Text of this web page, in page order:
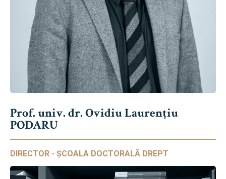
Prof. univ. dr. Ovidiu Laurențiu
PODARU
DIRECTOR - ȘCOALA DOCTORALĂ DREPT